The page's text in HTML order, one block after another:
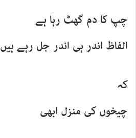
چپ کا دم گھٹ رہا ہے
الفاظ اندر ہی اندر جل رہے ہیں
کہ
چیخوں کی منزل ابھی